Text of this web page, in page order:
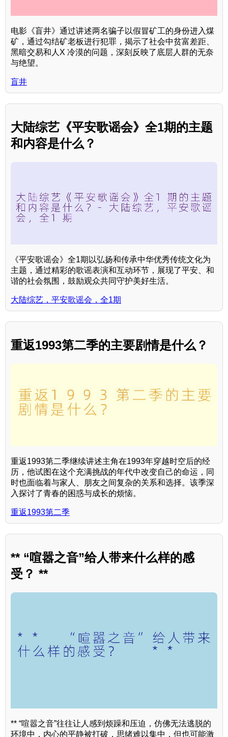
电影《盲井》通过讲述两名骗子以假冒矿工的身份进入煤
矿，通过勾结矿老板进行犯罪，揭示了社会中贫富差距、
黑暗交易和人X 冷漠的问题，深刻反映了底层人群的无奈
与绝望。
盲井
大陆综艺《平安歌谣会》全1期的主题
和内容是什么？
《平安歌谣会》全1期以弘扬和传承中华优秀传统文化为
主题，通过精彩的歌谣表演和互动环节，展现了平安、和
谐的社会氛围，鼓励观众共同守护美好生活。
大陆综艺，平安歌谣会，全1期
重返1993第二季的主要剧情是什么？
重返1993第二季继续讲述主角在1993年穿越时空后的经
历，他试图在这个充满挑战的年代中改变自己的命运，同
时也面临着与家人、朋友之间复杂的关系和选择。该季深
入探讨了青春的困惑与成长的烦恼。
重返1993第二季
** “喧嚣之音”给人带来什么样的感
受？ **
** “喧嚣之音”往往让人感到烦躁和压迫，仿佛无法逃脱的
环境中，内心的平静被打破，思绪难以集中，但也可能激